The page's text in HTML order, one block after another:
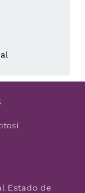
Estado de